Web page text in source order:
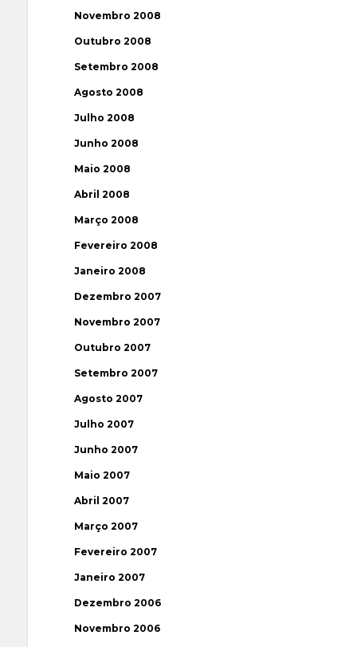
Novembro 2008
Outubro 2008
Setembro 2008
Agosto 2008
Julho 2008
Junho 2008
Maio 2008
Abril 2008
Março 2008
Fevereiro 2008
Janeiro 2008
Dezembro 2007
Novembro 2007
Outubro 2007
Setembro 2007
Agosto 2007
Julho 2007
Junho 2007
Maio 2007
Abril 2007
Março 2007
Fevereiro 2007
Janeiro 2007
Dezembro 2006
Novembro 2006